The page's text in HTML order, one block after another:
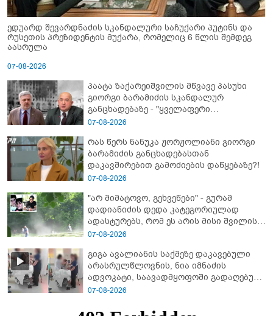
ედუარდ შევარდნაძის სკანდალური საჩუქარი პუტინს და
რუსეთის პრეზიდენტის მუქარა, რომელიც 6 წლის შემდეგ
აასრულა
07-08-2026
პაატა ზაქარეიშვილის მწვავე პასუხი
გიორგი ბარამიძის სკანდალურ
განცხადებაზე - "ყველაფერი
დეტალურად ვიცი... კამანში მოკლული
ბარამიძე კი ტყუის"
07-08-2026
რას წერს ნანუკა ჟორჟოლიანი გიორგი
ბარამიძის განცხადებასთან
დაკავშირებით გამოძიების დაწყებაზე?!
07-08-2026
"არ მიმატოვო, გეხვეწები" - გუ­რა­მ
დადიანიძის დედა კა­ტე­გო­რი­უ­ლად
ადას­ტუ­რებს, რომ ეს არის მისი შვი­ლის
ხმა
07-08-2026
გიგა ავალიანის საქმეზე დაკავებული
არასრულწლოვნის, ნია იმნაძის
ადვოკატი, საავადმყოფოში გადაღებულ
კადრებს ავრცელებს
07-08-2026